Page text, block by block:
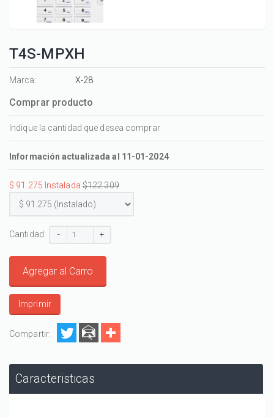
T4S-MPXH
Marca: X-28
Comprar producto
Indique la cantidad que desea comprar
Información actualizada al 11-01-2024
$ 91.275 Instalada $122.309
Cantidad: - +
Agregar al Carro
Imprimir
Compartir:
Caracteristicas